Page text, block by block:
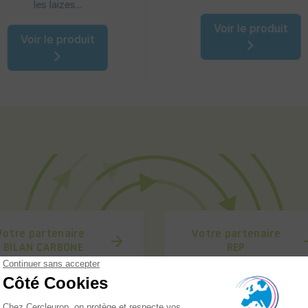
les laizes...
Voir le produit
Voir le produit
partenaire
BILAN CARBONE
Votre partenaire
REP